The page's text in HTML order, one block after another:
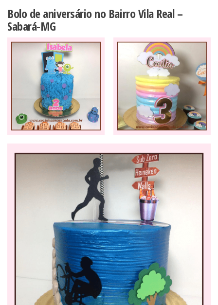
Bolo de aniversário no Bairro Vila Real –
Sabará-MG